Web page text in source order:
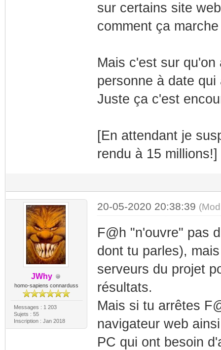
sur certains site
comment ça
Mais c'est sur
personne à date qui
Juste ça c'est
[En attendant je
rendu à 15 millions!]
JWhy
homo-sapiens connarduss
Messages : 1 203
Sujets : 55
Inscription : Jan 2018
20-05-2020 20:38:39
F@h "n'ouvre" pas
dont tu parles),
serveurs du projet
résultats.
Mais si tu arrêtes
navigateur web
PC qui ont besoin